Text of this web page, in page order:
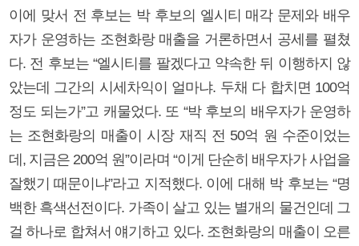
이에 맞서 전 후보는 박 후보의 엘시티 매각 문제와 배우
자가 운영하는 조현화랑 매출을 거론하면서 공세를 펼쳤
다. 전 후보는 “엘시티를 팔겠다고 약속한 뒤 이행하지 않
았는데 그간의 시세차익이 얼마냐. 두채 다 합치면 100억
정도 되는가”고 캐물었다. 또 “박 후보의 배우자가 운영하
는 조현화랑의 매출이 시장 재직 전 50억 원 수준이었는
데, 지금은 200억 원”이라며 “이게 단순히 배우자가 사업을
잘했기 때문이냐”라고 지적했다. 이에 대해 박 후보는 “명
백한 흑색선전이다. 가족이 살고 있는 별개의 물건인데 그
걸 하나로 합쳐서 얘기하고 있다. 조현화랑의 매출이 오른